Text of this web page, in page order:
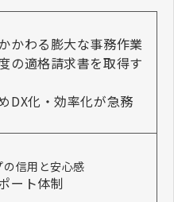
かわる膨大な事務作業
の適格請求書を取得す
DX化・効率化が急務
の信用と安心感
ート体制